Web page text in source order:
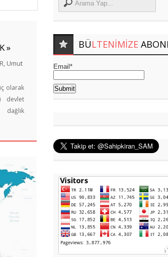
»
, Umut
olarak
devlet
BÜLTENIMIZE
Email*